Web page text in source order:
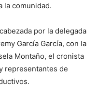
la comunidad.
por la delegada
García García, con la
Montaño, el cronista
representantes de